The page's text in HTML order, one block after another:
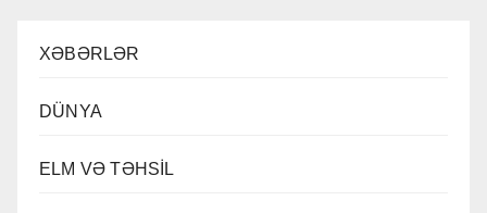
XƏBƏRLƏR
DÜNYA
ELM VƏ TƏHSİL